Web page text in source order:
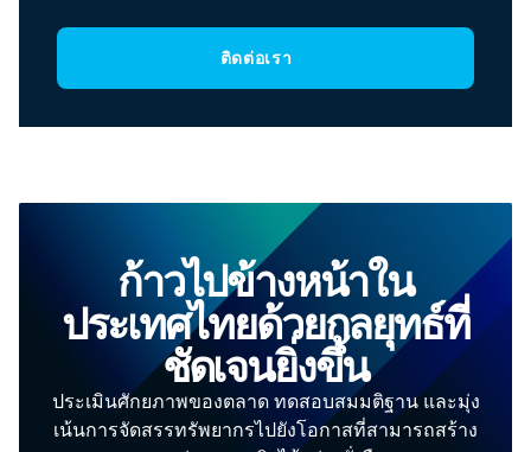
ติดต่อเรา
ก้าวไปข้างหน้าใน
ประเทศไทยด้วยกลยุทธ์ที่
ชัดเจนยิ่งขึ้น
ประเมินศักยภาพของตลาด ทดสอบสมมติฐาน และมุ่ง
เน้นการจัดสรรทรัพยากรไปยังโอกาสที่สามารถสร้าง